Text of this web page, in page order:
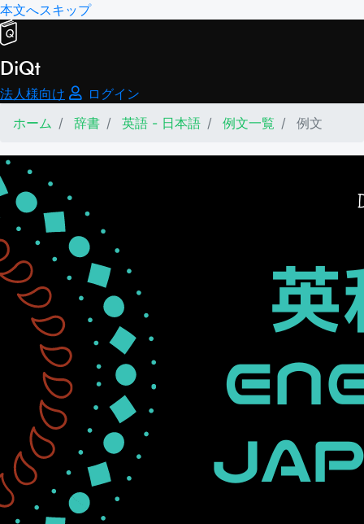
本文へスキップ
DiQt
法人様向け
ログイン
ホーム
辞書 英語 - 日本語 例文一覧 例文